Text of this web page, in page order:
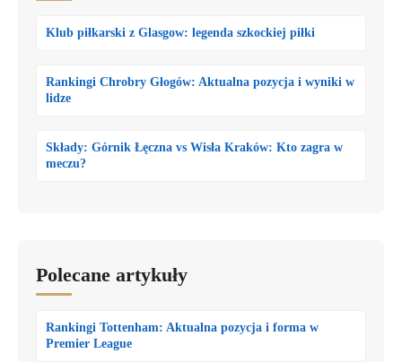
Klub piłkarski z Glasgow: legenda szkockiej piłki
Rankingi Chrobry Głogów: Aktualna pozycja i wyniki w
lidze
Składy: Górnik Łęczna vs Wisła Kraków: Kto zagra w
meczu?
Polecane artykuły
Rankingi Tottenham: Aktualna pozycja i forma w
Premier League